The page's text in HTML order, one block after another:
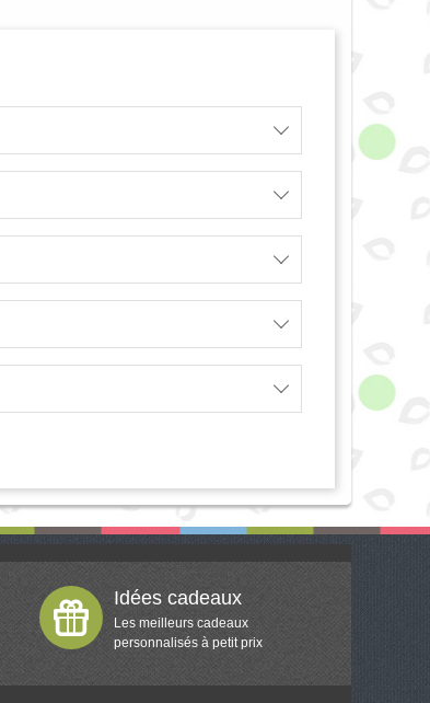
Idées cadeaux
Les meilleurs cadeaux
personnalisés à petit prix